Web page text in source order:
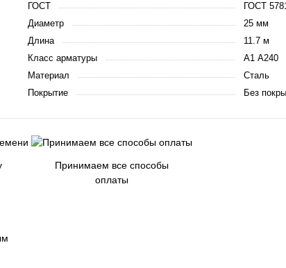
ГОСТ
ГОСТ
Диаметр
25 мм
Длина
11.7 м
Класс арматуры
А1 А240
Материал
Сталь
Покрытие
Без
Принимаем все способы
оплаты